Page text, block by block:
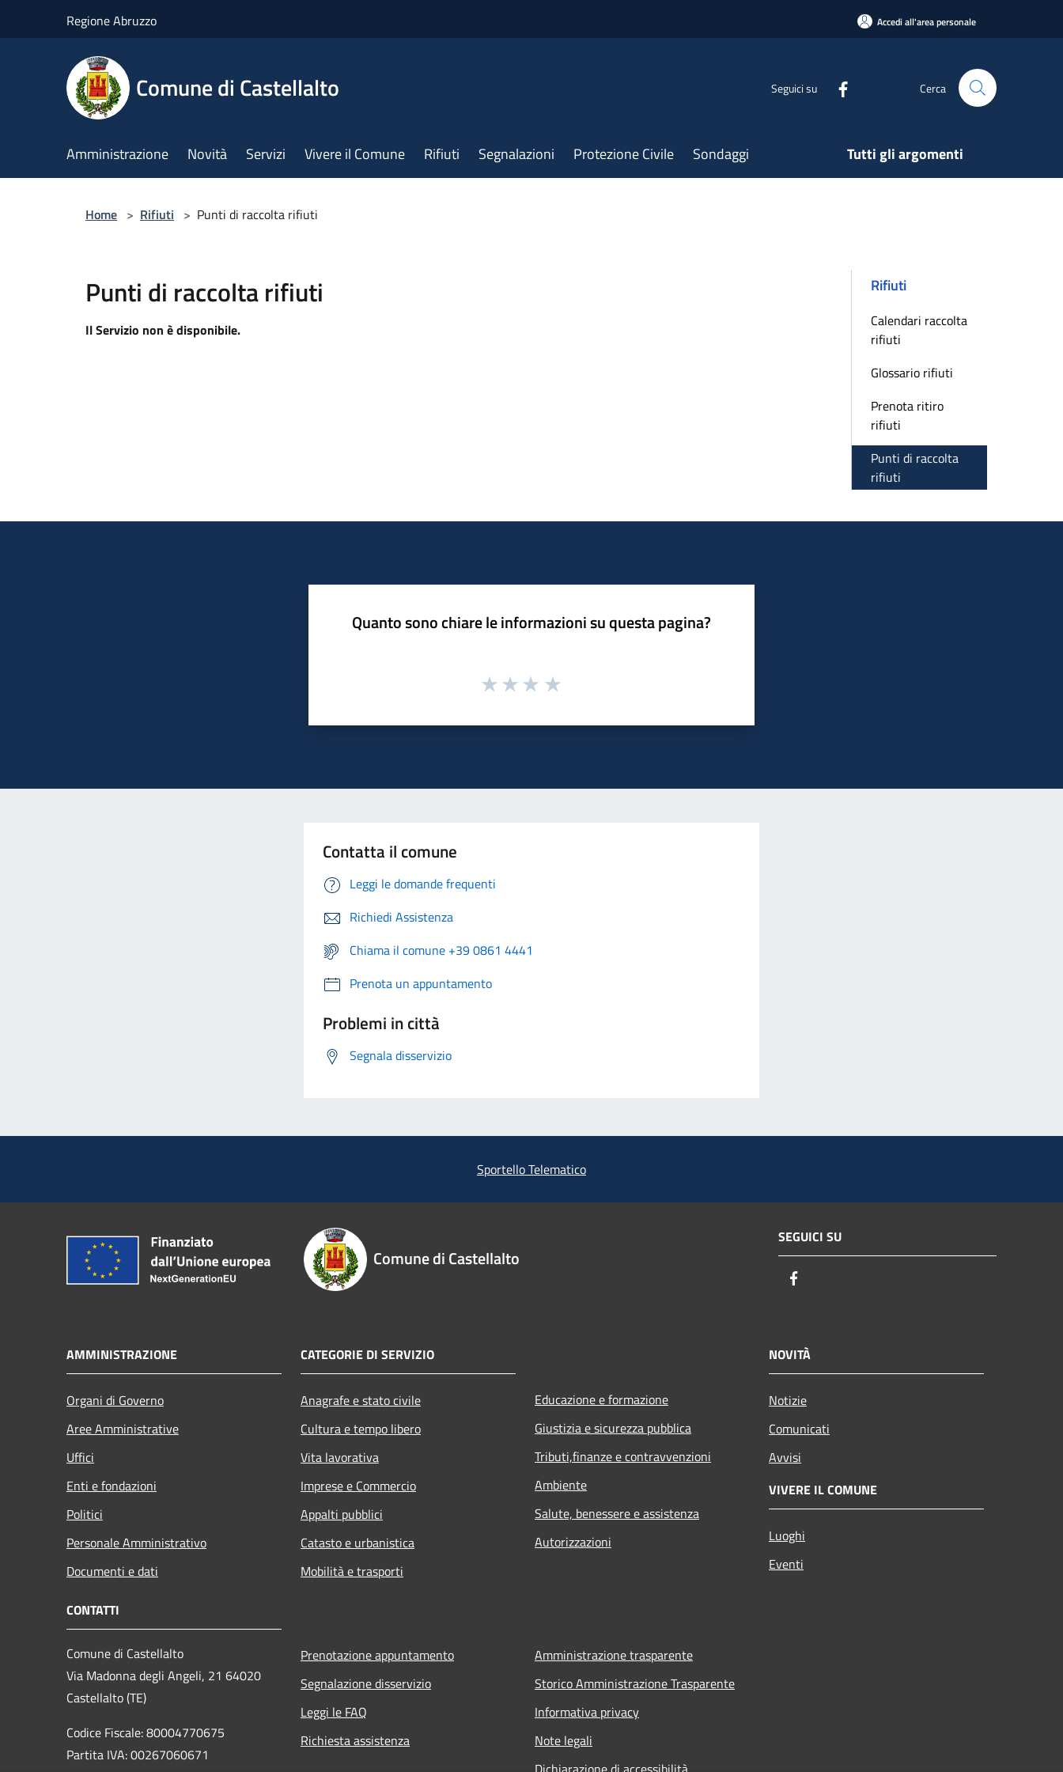
Regione Abruzzo Accedi all'area personale
Comune di Castellalto Seguici su Cerca
Amministrazione Novità Servizi Vivere il Comune Rifiuti Segnalazioni Protezione Civile Sondaggi Tutti gli argomenti
Home > Rifiuti > Punti di raccolta rifiuti
Punti di raccolta rifiuti
Il Servizio non è disponibile.
Rifiuti
Calendari raccolta
rifiuti
Glossario rifiuti
Prenota ritiro
rifiuti
Punti di raccolta
rifiuti
Quanto sono chiare le informazioni su questa pagina?
Contatta il comune
Leggi le domande frequenti
Richiedi Assistenza
Chiama il comune +39 0861 4441
Prenota un appuntamento
Problemi in città
Segnala disservizio
Sportello Telematico
Comune di Castellalto
SEGUICI SU
AMMINISTRAZIONE
Organi di Governo
Aree Amministrative
Uffici
Enti e fondazioni
Politici
Personale Amministrativo
Documenti e dati
CATEGORIE DI SERVIZIO
Anagrafe e stato civile
Cultura e tempo libero
Vita lavorativa
Imprese e Commercio
Appalti pubblici
Catasto e urbanistica
Mobilità e trasporti
Educazione e formazione
Giustizia e sicurezza pubblica
Tributi,finanze e contravvenzioni
Ambiente
Salute, benessere e assistenza
Autorizzazioni
NOVITÀ
Notizie
Comunicati
Avvisi
VIVERE IL COMUNE
Luoghi
Eventi
CONTATTI
Comune di Castellalto
Via Madonna degli Angeli, 21 64020
Castellalto (TE)
Codice Fiscale: 80004770675
Partita IVA: 00267060671
Prenotazione appuntamento
Segnalazione disservizio
Leggi le FAQ
Richiesta assistenza
Amministrazione trasparente
Storico Amministrazione Trasparente
Informativa privacy
Note legali